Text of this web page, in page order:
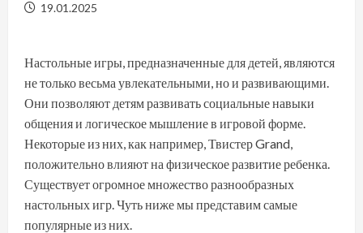
19.01.2025
Настольные игры, предназначенные для детей, являются
не только весьма увлекательными, но и развивающими.
Они позволяют детям развивать социальные навыки
общения и логическое мышление в игровой форме.
Некоторые из них, как например, Твистер Grand,
положительно влияют на физическое развитие ребенка.
Существует огромное множество разнообразных
настольных игр. Чуть ниже мы представим самые
популярные из них.